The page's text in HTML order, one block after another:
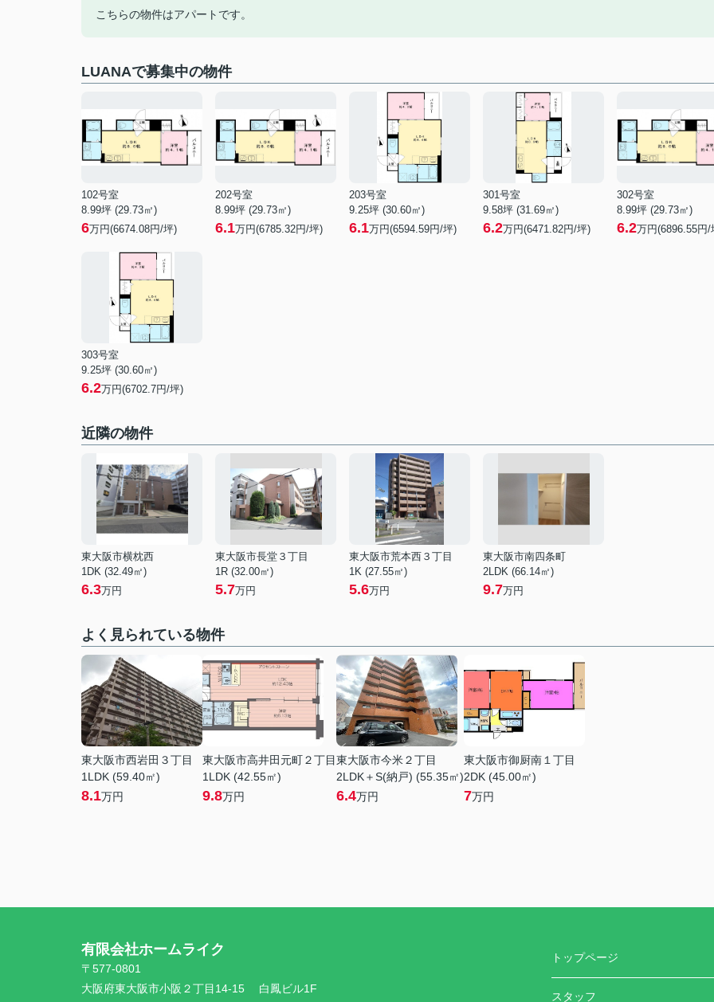
こちらの物件はアパートです。
LUANAで募集中の物件
102号室
8.99坪 (29.73㎡)
6万円(6674.08円/坪)
202号室
8.99坪 (29.73㎡)
6.1万円(6785.32円/坪)
203号室
9.25坪 (30.60㎡)
6.1万円(6594.59円/坪)
301号室
9.58坪 (31.69㎡)
6.2万円(6471.82円/坪)
302号室
8.99坪 (29.73㎡)
6.2万円(6896.55円/
303号室
9.25坪 (30.60㎡)
6.2万円(6702.7円/坪)
近隣の物件
東大阪市横枕西
1DK (32.49㎡)
6.3万円
東大阪市長堂３丁目
1R (32.00㎡)
5.7万円
東大阪市荒本西３丁目
1K (27.55㎡)
5.6万円
東大阪市南四条町
2LDK (66.14㎡)
9.7万円
よく見られている物件
東大阪市西岩田３丁目
1LDK (59.40㎡)
8.1万円
東大阪市高井田元町２丁目
1LDK (42.55㎡)
9.8万円
東大阪市今米２丁目
2LDK＋S(納戸) (55.35㎡)
6.4万円
東大阪市御厨南１丁目
2DK (45.00㎡)
7万円
有限会社ホームライク
〒577-0801
大阪府東大阪市小阪２丁目14-15 白鳳ビル1F
トップページ
スタッフ